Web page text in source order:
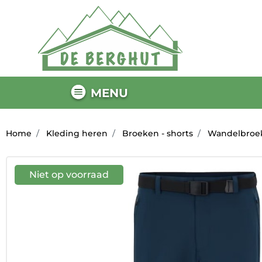
MENU
Home Kleding heren Broeken - shorts
Niet op voorraad